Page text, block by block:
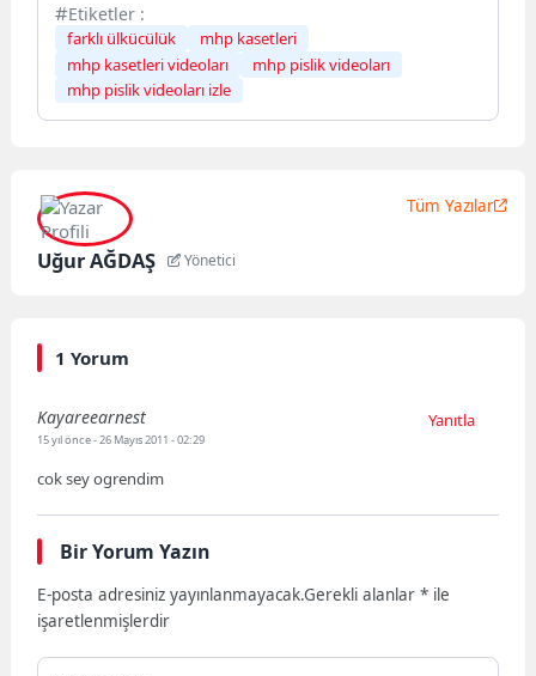
Etiketler :
farklı ülkücülük
mhp kasetleri
mhp kasetleri videoları
mhp pislik videoları
mhp pislik videoları izle
Uğur AĞDAŞ Yönetici
Tüm Yazılar
1 Yorum
Kayareearnest
15 yıl önce- 26 Mayıs 2011 - 02:29
cok sey ogrendim
Yanıtla
Bir Yorum Yazın
E-posta adresiniz yayınlanmayacak.Gerekli alanlar* ile
işaretlenmişlerdir